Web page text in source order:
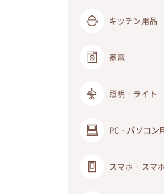
キッチン用品
家電
照明・ライト
PC・パソコン
スマホ・スマ